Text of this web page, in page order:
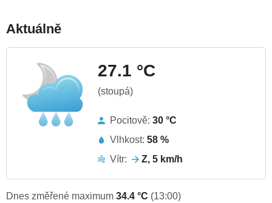
Aktuálně
27.1 °C
(stoupá)
Pocitově: 30 °C
Vlhkost: 58 %
Vítr:
Z, 5 km/h
Dnes změřené maximum 34.4 °C (13:00)